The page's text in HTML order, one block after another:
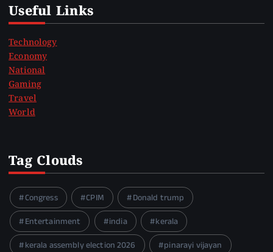
Useful Links
Technology
Economy
National
Gaming
Travel
World
Tag Clouds
Congress CPIM
Donald trump
Entertainment
india
kerala
kerala assembly election 2026
pinarayi vijayan